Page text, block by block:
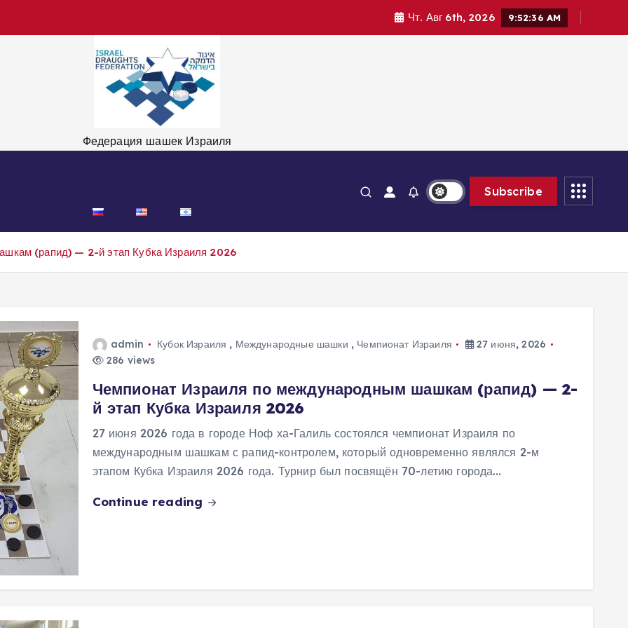
Чт. Авг 6th, 2026 9:52:37 AM
Федерация шашек Израиля
Subscribe
(рапид) — 2-й этап Кубка Израиля 2026
admin Кубок Израиля , Международные шашки , Чемпионат Израиля
27 июня, 2026
286 views
Чемпионат Израиля по международным шашкам (рапид) — 2-
й этап Кубка Израиля 2026
27 июня 2026 года в городе Ноф ха-Галиль состоялся чемпионат Израиля по
международным шашкам с рапид-контролем, который одновременно являлся 2-м
этапом Кубка Израиля 2026 года. Турнир был посвящён 70-летию города…
Continue reading